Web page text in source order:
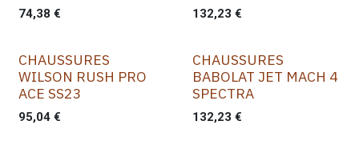
74,38 € 132,23 €
CHAUSSURES
WILSON RUSH PRO
ACE SS23
95,04 €
CHAUSSURES
BABOLAT JET MACH 4
SPECTRA
132,23 €